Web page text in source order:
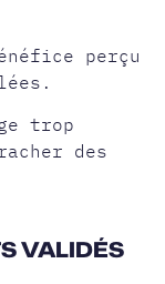
perçu
trop
des
VALIDÉS